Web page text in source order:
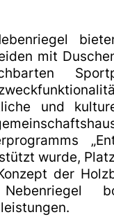
mit
und
wurde,
der